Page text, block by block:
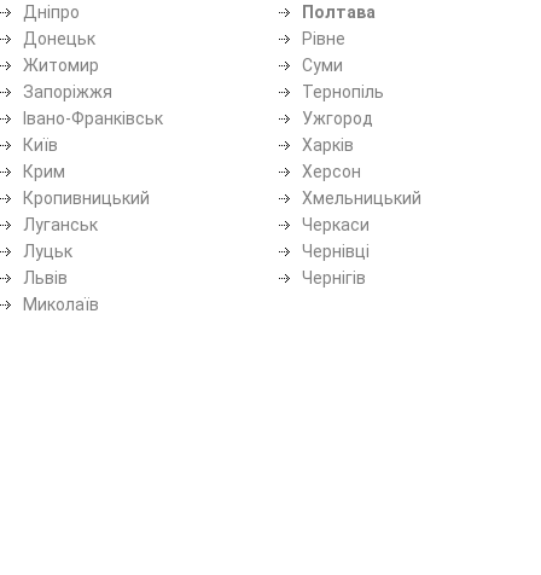
Дніпро
Донецьк
Житомир
Запоріжжя
Івано-Франківськ
Київ
Крим
Кропивницький
Луганськ
Луцьк
Львів
Миколаїв
Полтава
Рівне
Суми
Тернопіль
Ужгород
Харків
Херсон
Хмельницький
Черкаси
Чернівці
Чернігів